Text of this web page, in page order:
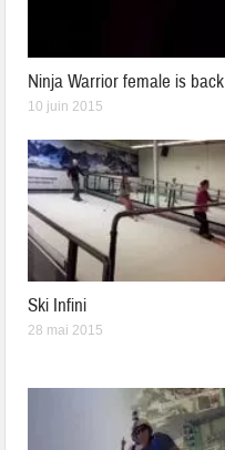
Ninja Warrior female is back
10 juin 2015
Ski Infini
28 mai 2015